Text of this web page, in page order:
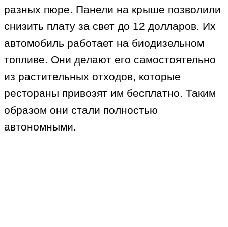
разных пюре. Панели на крыше позволили
снизить плату за свет до 12 долларов. Их
автомобиль работает на биодизельном
топливе. Они делают его самостоятельно
из растительных отходов, которые
рестораны привозят им бесплатно. Таким
образом они стали полностью
автономными.